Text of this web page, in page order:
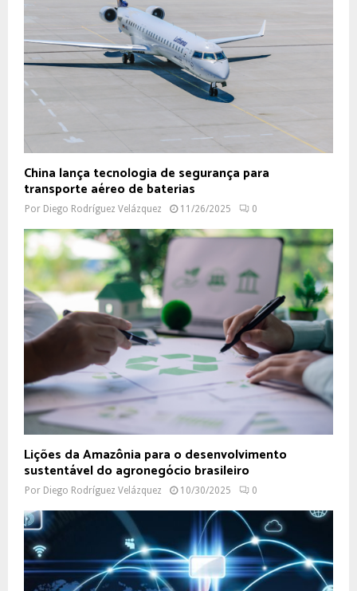
China lança tecnologia de segurança para
transporte aéreo de baterias
Por Diego Rodríguez Velázquez 11/26/2025 0
Lições da Amazônia para o desenvolvimento
sustentável do agronegócio brasileiro
Por Diego Rodríguez Velázquez 10/30/2025 0